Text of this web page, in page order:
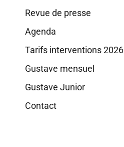
Revue de presse
Agenda
Tarifs interventions 2026
Gustave mensuel
Gustave Junior
Contact